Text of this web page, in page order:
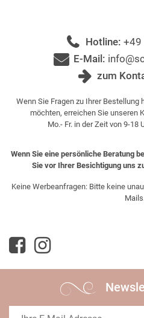
Hotline: +49
E-Mail:
zum
Wenn Sie Fragen zu Ihrer
möchten, erreichen Sie unseren
Mo.- Fr. in der Zeit von 9-18
Wenn Sie eine persönliche Beratung
Sie vor Ihrer Besichtigung uns
Keine Werbeanfragen: Bitte keine